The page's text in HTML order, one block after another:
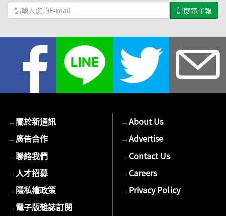
請
輸
→關於新通訊
→廣告合作
→聯絡我們
→人才招募
→隱私權政策
→電子版雜誌訂閱
→About Us
→Advertise
→Contact Us
→Careers
→Privacy Policy